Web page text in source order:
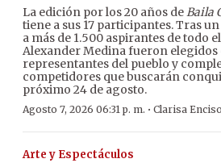
La edición por los 20 años deBaila
tiene a sus 17 participantes. Tras
a más de 1.500 aspirantes de todo
Alexander Medina fueron elegidos
representantes del pueblo y
competidores que buscarán
próximo 24 de agosto.
Agosto 7, 2026 06:31 p. m. · Clarisa Enciso
Arte y Espectáculos